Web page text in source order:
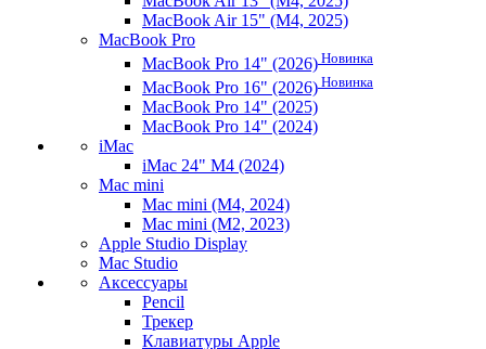
MacBook Air 15" (M4, 2025)
MacBook Pro
MacBook Pro 14" (2026) Новинка
MacBook Pro 16" (2026) Новинка
MacBook Pro 14" (2025)
MacBook Pro 14" (2024)
iMac
iMac 24" M4 (2024)
Mac mini
Mac mini (M4, 2024)
Mac mini (M2, 2023)
Apple Studio Display
Mac Studio
Аксессуары
Pencil
Трекер
Клавиатуры Apple